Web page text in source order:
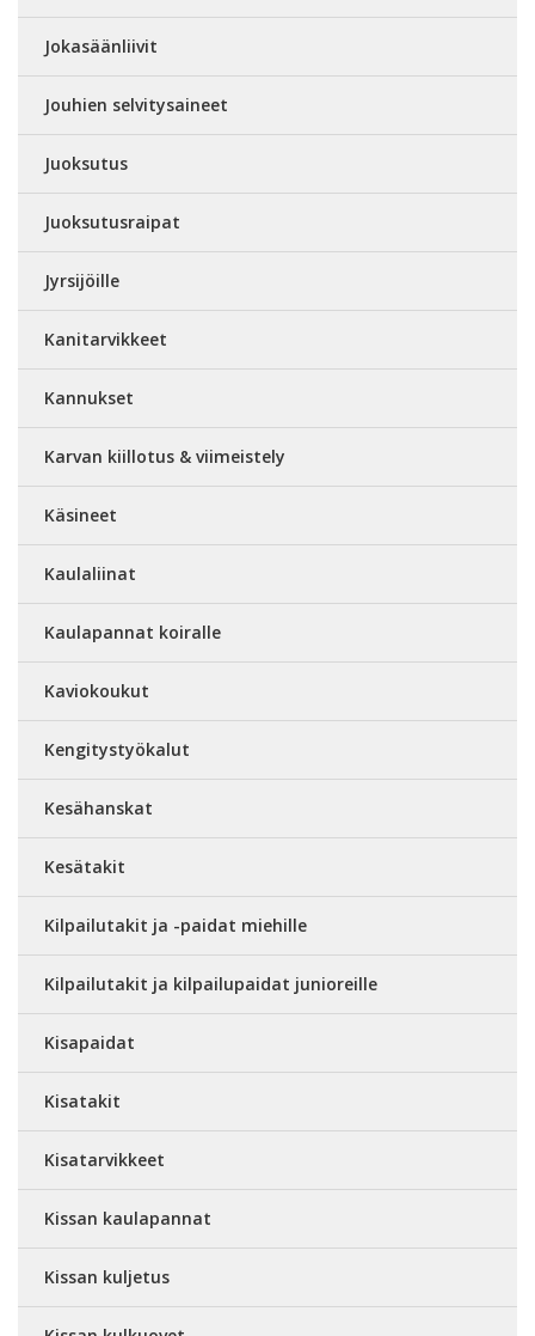
Jokasäänliivit
Jouhien selvitysaineet
Juoksutus
Juoksutusraipat
Jyrsijöille
Kanitarvikkeet
Kannukset
Karvan kiillotus & viimeistely
Käsineet
Kaulaliinat
Kaulapannat koiralle
Kaviokoukut
Kengitystyökalut
Kesähanskat
Kesätakit
Kilpailutakit ja -paidat miehille
Kilpailutakit ja kilpailupaidat junioreille
Kisapaidat
Kisatakit
Kisatarvikkeet
Kissan kaulapannat
Kissan kuljetus